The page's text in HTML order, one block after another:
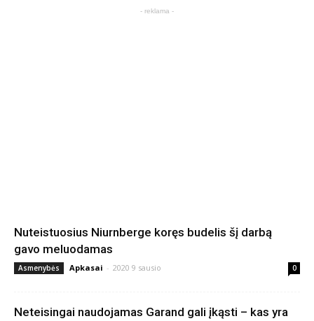
- reklama -
Nuteistuosius Niurnberge koręs budelis šį darbą
gavo meluodamas
Asmenybės Apkasai - 2020 9 sausio 0
Neteisingai naudojamas Garand gali įkąsti – kas yra